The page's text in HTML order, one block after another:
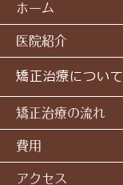
ホーム
医院紹介
矯正治療について
矯正治療の流れ
費用
アクセス